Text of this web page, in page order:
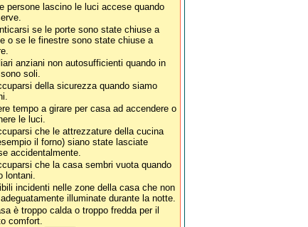
persone lascino le luci accese quando
se le porte sono state chiuse a
o se le finestre sono state chiuse a
anziani non autosufficienti quando in
soli.
della sicurezza quando siamo
tempo a girare per casa ad accendere o
le luci.
che le attrezzature della cucina
il forno) siano state lasciate
accidentalmente.
che la casa sembri vuota quando
lontani.
incidenti nelle zone della casa che non
illuminate durante la notte.
è troppo calda o troppo fredda per il
comfort.